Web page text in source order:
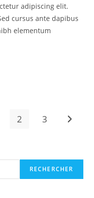
adipiscing elit.
cursus ante dapibus
elementum
2 3
RECHERCHER